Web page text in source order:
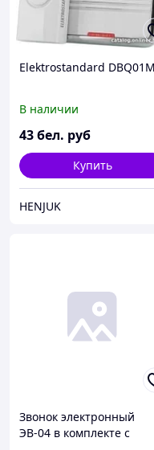
Elektrostandard DBQ01M
В наличии
43бел. руб
Купить
HENJUK
Звонок электронный
ЭВ-04 в комплекте с